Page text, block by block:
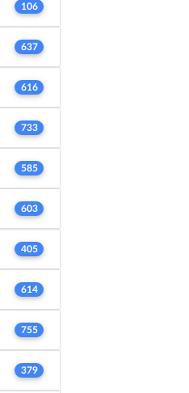
106
637
616
733
585
603
405
614
755
379